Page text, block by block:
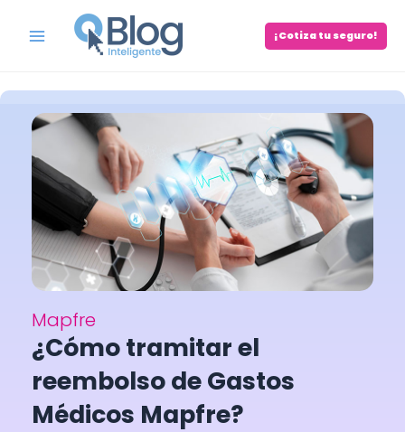
Menu
¡Cotiza tu seguro!
Mapfre
¿Cómo tramitar el
reembolso de Gastos
Médicos Mapfre?